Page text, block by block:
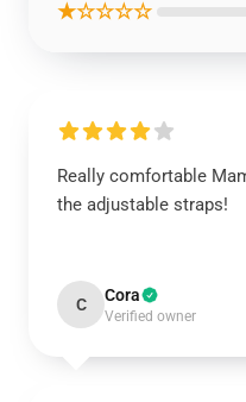
★☆☆☆☆
Really comfortable
the adjustable straps!
C Cora
Verified owner